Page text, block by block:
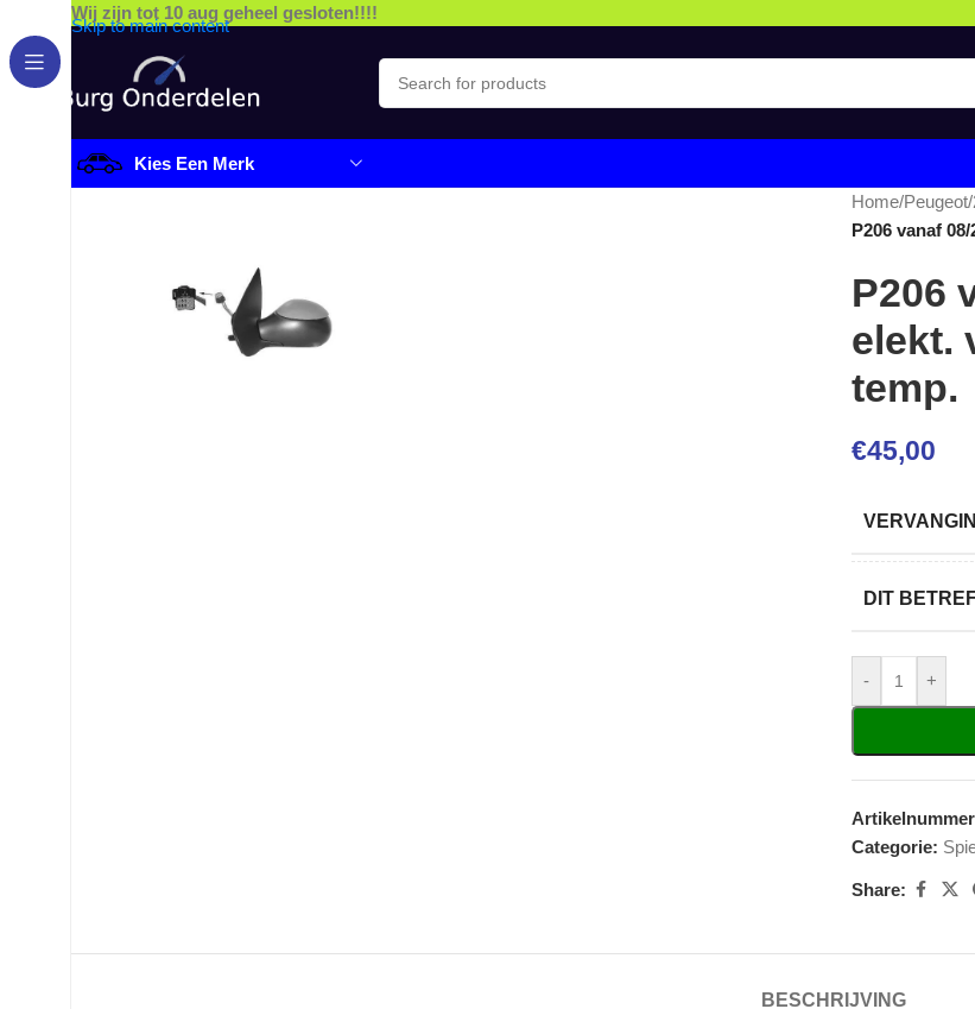
Skip to main content
Wij zijn tot 10 aug geheel gesloten!!!!
Kies Een Merk
Home/Peugeot/
P206 vanaf
P206
elekt.
temp.
€45,00
DIT
- +
Categorie:
Share:
BESCHRIJVING